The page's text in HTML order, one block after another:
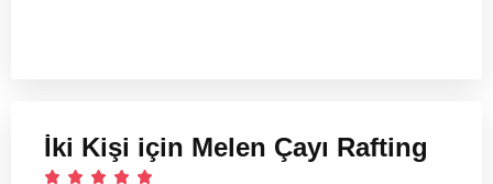
İki Kişi için Melen Çayı Rafting